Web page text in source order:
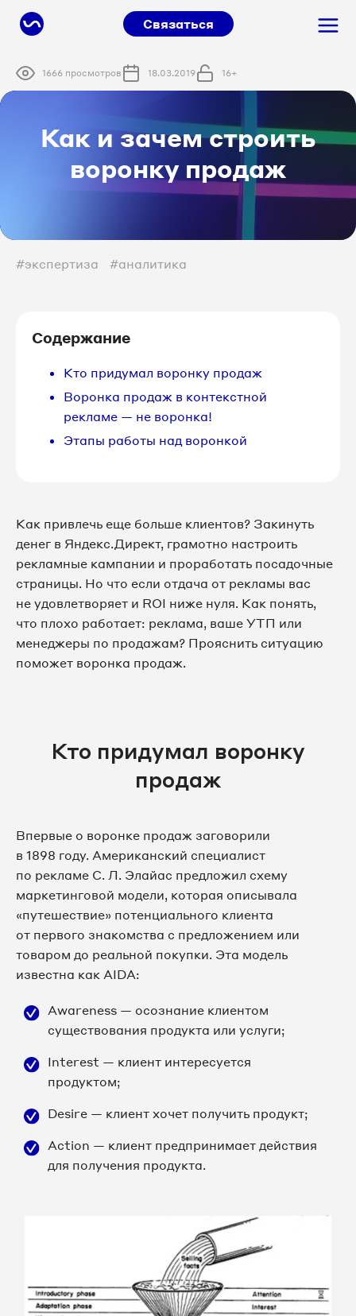
Связаться
1666 просмотров 18.03.2019 16+
Как и зачем строить
воронку продаж
#экспертиза #аналитика
Содержание
Кто придумал воронку продаж
Воронка продаж в контекстной
рекламе — не воронка!
Этапы работы над воронкой
Как привлечь еще больше клиентов? Закинуть
денег в Яндекс.Директ, грамотно настроить
рекламные кампании и проработать посадочные
страницы. Но что если отдача от рекламы вас
не удовлетворяет и ROI ниже нуля. Как понять,
что плохо работает: реклама, ваше УТП или
менеджеры по продажам? Прояснить ситуацию
поможет воронка продаж.
Кто придумал воронку
продаж
Впервые о воронке продаж заговорили
в 1898 году. Американский специалист
по рекламе С. Л. Элайас предложил схему
маркетинговой модели, которая описывала
«путешествие» потенциального клиента
от первого знакомства с предложением или
товаром до реальной покупки. Эта модель
известна как AIDA:
Awareness — осознание клиентом
существования продукта или услуги;
Interest — клиент интересуется
продуктом;
Desire — клиент хочет получить продукт;
Action — клиент предпринимает действия
для получения продукта.